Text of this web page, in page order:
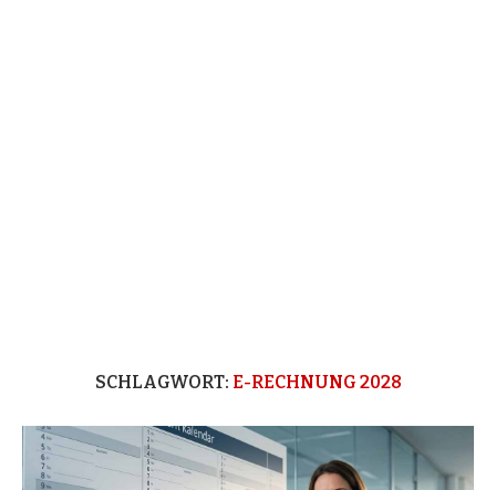
SCHLAGWORT: E-RECHNUNG 2028